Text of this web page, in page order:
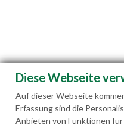
Diese Webseite
Auf dieser Webseite
Erfassung sind die
Anbieten von Funktionen für